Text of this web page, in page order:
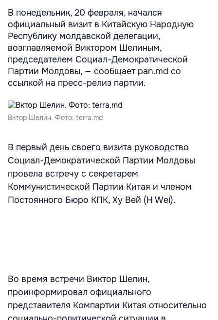
В понедельник, 20 февраля, начался
официальный визит в Китайскую Народную
Республику молдавской делегации,
возглавляемой Виктором Шелиным,
председателем Социал-Демократической
Партии Молдовы, — сообщает pan.md со
ссылкой на пресс-релиз партии.
Вктор Шелин. Фото: terra.md
В первый день своего визита руководство
Социал-Демократической Партии Молдовы
провела встречу с секретарем
Коммунистической Партии Китая и членом
Постоянного Бюро КПК, Ху Вей (H Wei).
Во время встречи Виктор Шелин,
проинформировал официального
представителя Компартии Китая относительно